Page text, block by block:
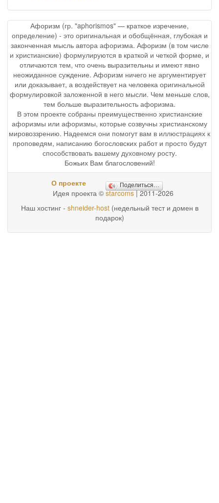
Афоризм (гр. "aphorismos" — краткое изречение,
определение) - это оригинальная и обобщённая, глубокая и
законченная мысль автора афоризма. Афоризм (в том числе
и христианские) формулируются в краткой и четкой форме, и
отличаются тем, что очень выразительны и имеют явно
неожиданное суждение. Афоризм ничего не аргументирует
или доказывает, а воздействует на человека оригинальной
формулировкой заложенной в него мысли. Чем меньше слов,
тем больше выразительность афоризма.
В этом проекте собраны преимущественно христианские
афоризмы или афоризмы, которые созвучны христианскому
мировоззрению. Надеемся они помогут вам в иллюстрациях к
проповедям, написанию богословских работ и просто будут
способствовать вашему духовному росту.
Божьих Вам благословений!
О проекте Поделиться…
Идея проекта © starcoms| 2011-2026
Наш хостинг - shneider-host(недельный тест и домен в
подарок)